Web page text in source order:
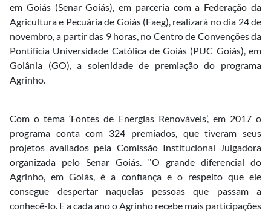
em Goiás (Senar Goiás), em parceria com a Federação da
Agricultura e Pecuária de Goiás (Faeg), realizará no dia 24 de
novembro, a partir das 9 horas, no Centro de Convenções da
Pontifícia Universidade Católica de Goiás (PUC Goiás), em
Goiânia (GO), a solenidade de premiação do programa
Agrinho.
Com o tema ‘Fontes de Energias Renováveis’, em 2017 o
programa conta com 324 premiados, que tiveram seus
projetos avaliados pela Comissão Institucional Julgadora
organizada pelo Senar Goiás. “O grande diferencial do
Agrinho, em Goiás, é a confiança e o respeito que ele
consegue despertar naquelas pessoas que passam a
conhecê-lo. E a cada ano o Agrinho recebe mais participações